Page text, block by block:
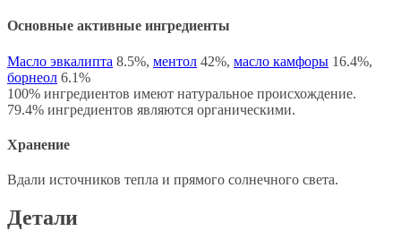
Основные активные ингредиенты
Масло эвкалипта 8.5%, ментол 42%, масло камфоры 16.4%,
борнеол 6.1%
100% ингредиентов имеют натуральное происхождение.
79.4% ингредиентов являются органическими.
Хранение
Вдали источников тепла и прямого солнечного света.
Детали